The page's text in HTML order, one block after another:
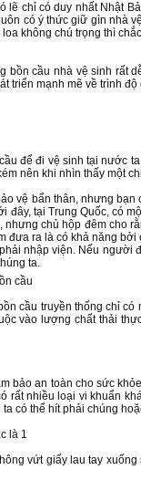
lẽ chỉ có duy nhất Nhật
có ý thức giữ gìn nhà
không chú trọng thì
bồn cầu nhà vệ sinh rất
triển mạnh mẽ về trình
để đi vệ sinh tại nước
nên khi nhìn thấy một
vệ bẩn thân, nhưng
đây, tại Trung Quốc, có
chủ hộp đêm cho
đưa ra là có khả năng
nhập viện. Nếu người
ta.
cầu
cầu truyền thống chỉ
vào lượng chất thải
bảo an toàn cho sức
rất nhiều loại vi khuẩn
có thể hít phải chúng
là 1
vứt giấy lau tay